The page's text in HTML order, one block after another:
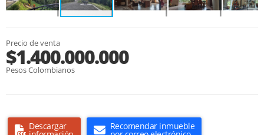
Precio de venta
$1.400.000.000
Pesos Colombianos
Descargar Recomendar inmueble